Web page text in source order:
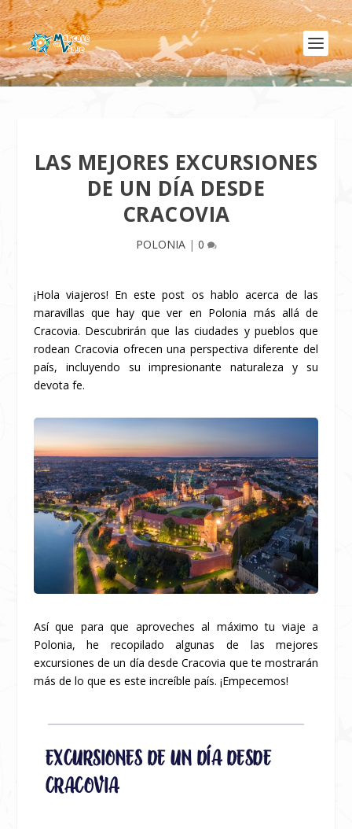
LAS MEJORES EXCURSIONES
DE UN DÍA DESDE
CRACOVIA
POLONIA| 0
¡Hola viajeros! En este post os hablo acerca de las
maravillas que hay que ver en Polonia más allá de
Cracovia. Descubrirán que las ciudades y pueblos que
rodean Cracovia ofrecen una perspectiva diferente del
país, incluyendo su impresionante naturaleza y su
devota fe.
Así que para que aproveches al máximo tu viaje a
Polonia, he recopilado algunas de las mejores
excursiones de un día desde Cracovia que te mostrarán
más de lo que es este increíble país. ¡Empecemos!
EXCURSIONES DE UN DÍA DESDE
CRACOVIA